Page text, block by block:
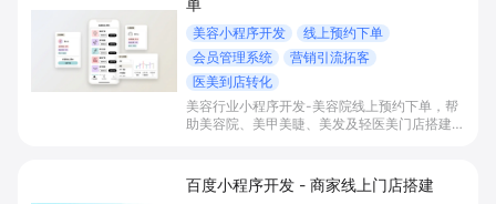
单
美容小程序开发
线上预约下单
会员管理系统
营销引流拓客
医美到店转化
美容行业小程序开发-美容院线上预约下单，帮
助美容院、美甲美睫、美发及轻医美门店搭建线
引流拓客、提升到店转化和复购。
百度小程序开发 - 商家线上门店搭建